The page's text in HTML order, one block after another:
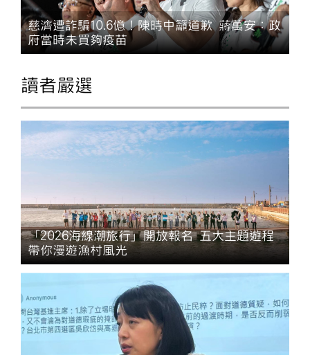
慈濟遭詐騙10.6億！陳時中籲道歉 蔣萬安：政
府當時未買夠疫苗
讀者嚴選
「2026海線潮旅行」開放報名 五大主題遊程
帶你漫遊漁村風光